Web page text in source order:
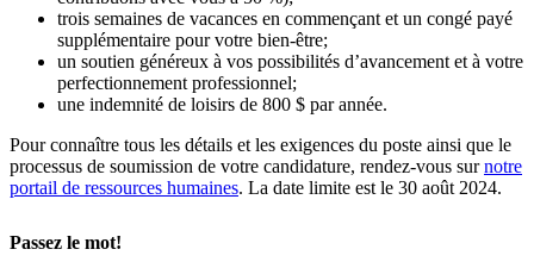
trois semaines de vacances en commençant et un congé payé
supplémentaire pour votre bien-être;
un soutien généreux à vos possibilités d’avancement et à votre
perfectionnement professionnel;
une indemnité de loisirs de 800 $ par année.
Pour connaître tous les détails et les exigences du poste ainsi que le
processus de soumission de votre candidature, rendez-vous surnotre
portail de ressources humaines. La date limite est le 30 août 2024.
Passez le mot!